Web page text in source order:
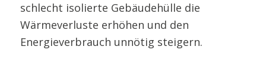
schlecht isolierte Gebäudehülle die
Wärmeverluste erhöhen und den
Energieverbrauch unnötig steigern.